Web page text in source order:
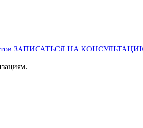
ЗАПИСАТЬСЯ НА